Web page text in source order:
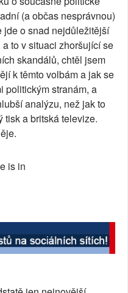
(a občas nesprávnou)
jde o snad nejdůležitější
to v situaci zhoršující se
skandálů, chtěl jsem
k těmto volbám a jak se
politickým stranám, a
analýzu, než jak to
tisk a britská televize.
is in